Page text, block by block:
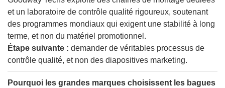
et un laboratoire de contrôle qualité rigoureux, soutenant
des programmes mondiaux qui exigent une stabilité à long
terme, et non du matériel promotionnel.
Étape suivante : demander de véritables processus de
contrôle qualité, et non des diapositives marketing.
Pourquoi les grandes marques choisissent les bagues